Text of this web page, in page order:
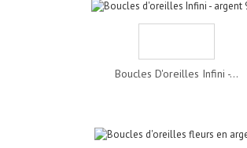
Boucles D'oreilles Infini -...